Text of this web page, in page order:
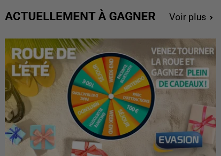
ACTUELLEMENT À GAGNER Voir plus